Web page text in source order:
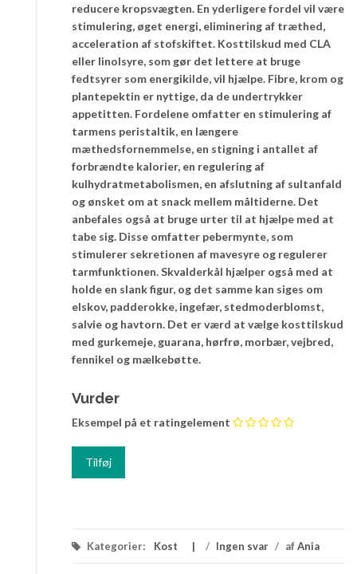
reducere kropsvægten. En yderligere fordel vil være
stimulering, øget energi, eliminering af træthed,
acceleration af stofskiftet. Kosttilskud med CLA
eller linolsyre, som gør det lettere at bruge
fedtsyrer som energikilde, vil hjælpe. Fibre, krom og
plantepektin er nyttige, da de undertrykker
appetitten. Fordelene omfatter en stimulering af
tarmens peristaltik, en længere
mæthedsfornemmelse, en stigning i antallet af
forbrændte kalorier, en regulering af
kulhydratmetabolismen, en afslutning af sultanfald
og ønsket om at snack mellem måltiderne. Det
anbefales også at bruge urter til at hjælpe med at
tabe sig. Disse omfatter pebermynte, som
stimulerer sekretionen af mavesyre og regulerer
tarmfunktionen. Skvalderkål hjælper også med at
holde en slank figur, og det samme kan siges om
elskov, padderokke, ingefær, stedmoderblomst,
salvie og havtorn. Det er værd at vælge kosttilskud
med gurkemeje, guarana, hørfrø, morbær, vejbred,
fennikel og mælkebøtte.
Vurder
Eksempel på et ratingelement
Kategorier: Kost / Ingen svar / afAnia